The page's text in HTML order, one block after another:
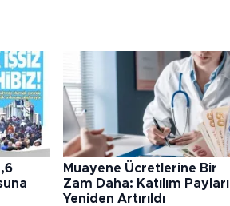
Muayene Ücretlerine Bir
Zam Daha: Katılım Payları
Yeniden Artırıldı